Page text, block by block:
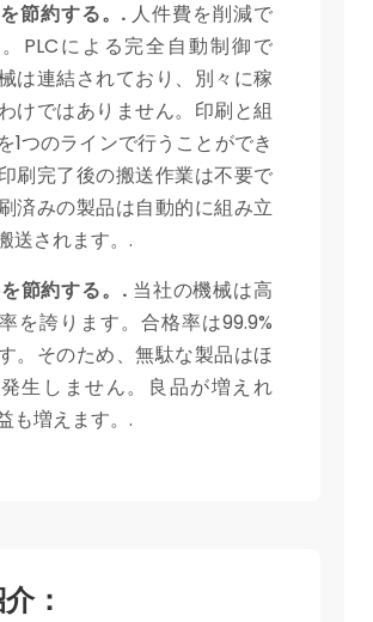
節約する。. 人件費を削減で
PLCによる完全自動制御で
は連結されており、別々に稼
けではありません。印刷と組
1つのラインで行うことができ
刷完了後の搬送作業は不要で
済みの製品は自動的に組み立
送されます。.
節約する。.当社の機械は高
を誇ります。合格率は99.9%
。そのため、無駄な製品はほ
生しません。良品が増えれ
も増えます。.
：